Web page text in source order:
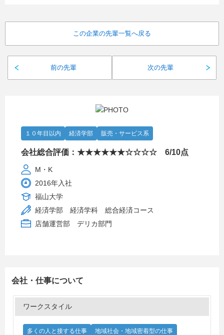
前の先輩
この企業の先輩一覧へ戻る
次の先輩
１０年目以内 経済学部 販売・サービス系
会社総合評価：★★★★★★☆☆☆☆ 6/10点
M・K
2016年入社
福山大学
経済学部 経済学科 総合経済コース
店舗運営部 デリカ部門
会社・仕事について
ワークスタイル
多くの人と接する仕事
地域社会・地域密着型の仕事